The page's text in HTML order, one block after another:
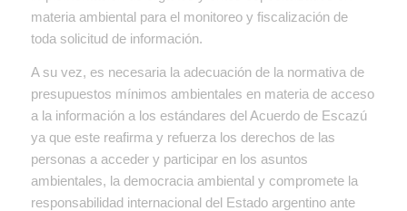
materia ambiental para el monitoreo y fiscalización de
toda solicitud de información.
A su vez, es necesaria la adecuación de la normativa de
presupuestos mínimos ambientales en materia de acceso
a la información a los estándares del Acuerdo de Escazú
ya que este reafirma y refuerza los derechos de las
personas a acceder y participar en los asuntos
ambientales, la democracia ambiental y compromete la
responsabilidad internacional del Estado argentino ante